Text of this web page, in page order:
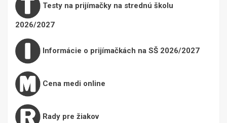
Testy na prijímačky na strednú školu
2026/2027
Informácie o prijímačkách na SŠ 2026/2027
Cena medi online
Rady pre žiakov